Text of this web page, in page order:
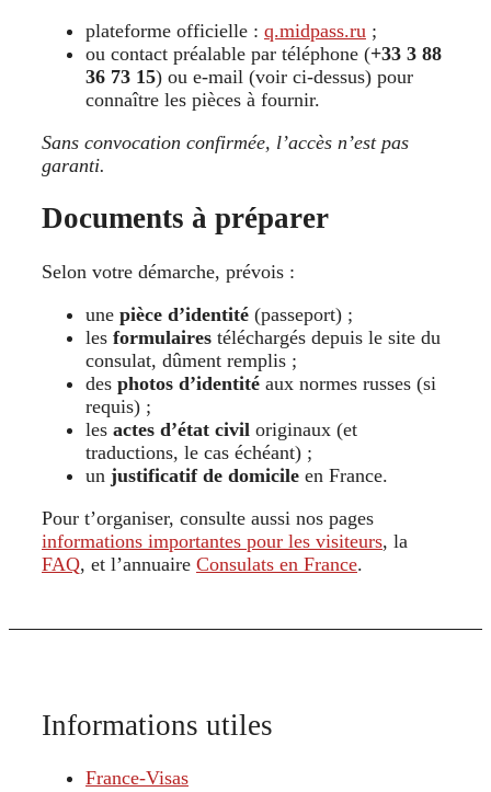
plateforme officielle : q.midpass.ru ;
ou contact préalable par téléphone (+33 3 88
36 73 15) ou e-mail (voir ci-dessus) pour
connaître les pièces à fournir.
Sans convocation confirmée, l’accès n’est pas
garanti.
Documents à préparer
Selon votre démarche, prévois :
une pièce d’identité (passeport) ;
les formulaires téléchargés depuis le site du
consulat, dûment remplis ;
des photos d’identité aux normes russes (si
requis) ;
les actes d’état civil originaux (et
traductions, le cas échéant) ;
un justificatif de domicile en France.
Pour t’organiser, consulte aussi nos pages
informations importantes pour les visiteurs, la
FAQ, et l’annuaire Consulats en France.
Informations utiles
France-Visas